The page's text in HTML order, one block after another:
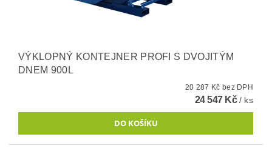
VÝKLOPNÝ KONTEJNER PROFI S DVOJITÝM
DNEM 900L
20 287 Kč bez DPH
24 547 Kč/ ks